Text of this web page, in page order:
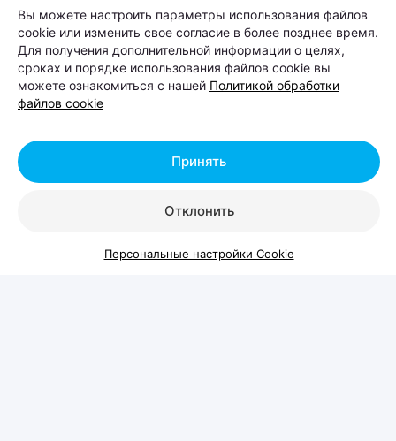
8 и 9 августа на берегу Цнянского водохранилища,
в парке Lakeside Park («Северный берег»),
состоится Pets Fest — крупный фестиваль,
посвященный владельцам собак, кошек и других
свободный.
Вы можете настроить параметры использования файлов
cookie или изменить свое согласие в более позднее время.
Для получения дополнительной информации о целях,
сроках и порядке использования файлов cookie вы
можете ознакомиться с нашей Политикой обработки
файлов cookie
Отклонить
Принять
Персональные настройки Cookie